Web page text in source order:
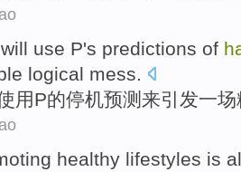
will use P's predictions of
logical mess.
用P的停机预测 来引发一场
healthy lifestyles is